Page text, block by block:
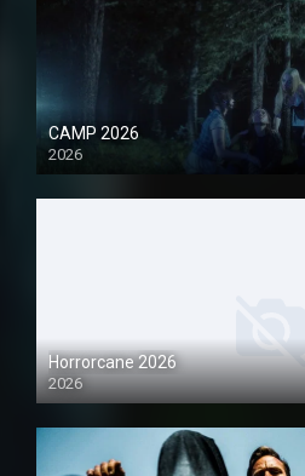
CAMP 2026
2026
1080P
Horrorcane 2026
2026
1080P